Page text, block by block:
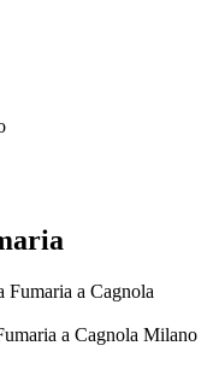
a Cagnola Milano